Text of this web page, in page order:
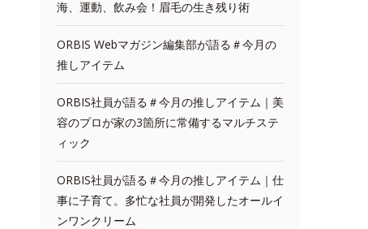
海、運動、飲み会！眉毛の生き残り術
ORBIS Webマガジン編集部が語る＃今月の
推しアイテム
ORBIS社員が語る＃今月の推しアイテム｜美
容のプロが家の3箇所に常備するマルチステ
ィック
ORBIS社員が語る＃今月の推しアイテム｜仕
事に子育て。多忙な社員が開発したオールイ
ンワンクリーム